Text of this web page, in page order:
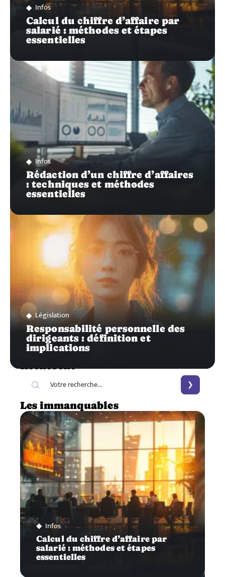
Infos
Calcul du chiffre d’affaire par
salarié : méthodes et étapes
essentielles
Infos
Rédaction d’un chiffre d’affaires
: techniques et méthodes
essentielles
Législation
Responsabilité personnelle des
dirigeants : définition et
implications
Recherche
Les immanquables
Infos
Calcul du chiffre d’affaire par
salarié : méthodes et étapes
essentielles